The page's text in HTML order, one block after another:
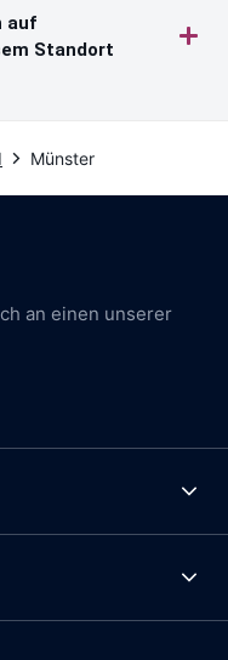
auf
Standort
Münster
an einen unserer